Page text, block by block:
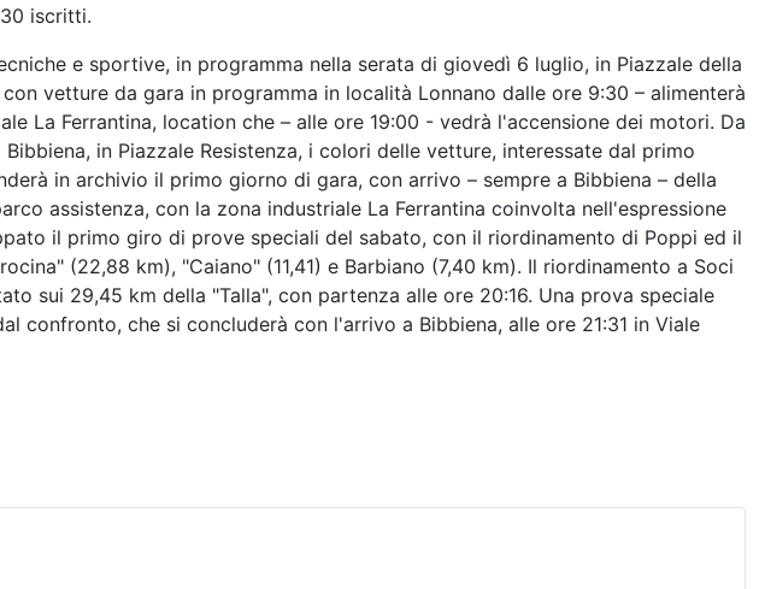
iscritti.
e sportive, in programma nella serata di giovedì 6 luglio, in Piazzale della
vetture da gara in programma in località Lonnano dalle ore 9:30 – alimenterà
La Ferrantina, location che – alle ore 19:00 - vedrà l'accensione dei motori. Da
in Piazzale Resistenza, i colori delle vetture, interessate dal primo
in archivio il primo giorno di gara, con arrivo – sempre a Bibbiena – della
assistenza, con la zona industriale La Ferrantina coinvolta nell'espressione
il primo giro di prove speciali del sabato, con il riordinamento di Poppi ed il
(22,88 km), "Caiano" (11,41) e Barbiano (7,40 km). Il riordinamento a Soci
sui 29,45 km della "Talla", con partenza alle ore 20:16. Una prova speciale
confronto, che si concluderà con l'arrivo a Bibbiena, alle ore 21:31 in Viale